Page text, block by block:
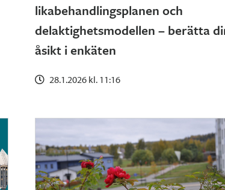
likabehandlingsplanen och
delaktighetsmodellen – berätta
åsikt i enkäten
28.1.2026 kl. 11:16